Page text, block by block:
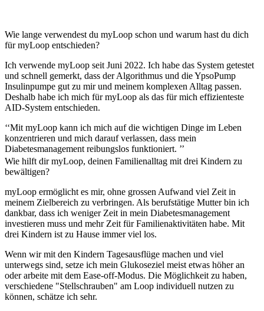
Wie lange verwendest du myLoop schon und warum hast du dich
für myLoop entschieden?
Ich verwende myLoop seit Juni 2022. Ich habe das System getestet
und schnell gemerkt, dass der Algorithmus und die YpsoPump
Insulinpumpe gut zu mir und meinem komplexen Alltag passen.
Deshalb habe ich mich für myLoop als das für mich effizienteste
AID-System entschieden.
‘‘Mit myLoop kann ich mich auf die wichtigen Dinge im Leben
konzentrieren und mich darauf verlassen, dass mein
Diabetesmanagement reibungslos funktioniert. ’’
Wie hilft dir myLoop, deinen Familienalltag mit drei Kindern zu
bewältigen?
myLoop ermöglicht es mir, ohne grossen Aufwand viel Zeit in
meinem Zielbereich zu verbringen. Als berufstätige Mutter bin ich
dankbar, dass ich weniger Zeit in mein Diabetesmanagement
investieren muss und mehr Zeit für Familienaktivitäten habe. Mit
drei Kindern ist zu Hause immer viel los.
Wenn wir mit den Kindern Tagesausflüge machen und viel
unterwegs sind, setze ich mein Glukoseziel meist etwas höher an
oder arbeite mit dem Ease-off-Modus. Die Möglichkeit zu haben,
verschiedene "Stellschrauben" am Loop individuell nutzen zu
können, schätze ich sehr.